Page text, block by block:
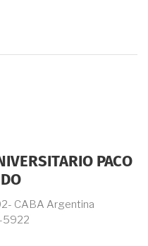
PACO
CABA Argentina
5922